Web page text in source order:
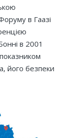
в Гаазі
в 2001
його безпеки